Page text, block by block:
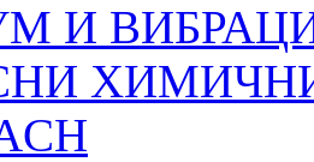
И